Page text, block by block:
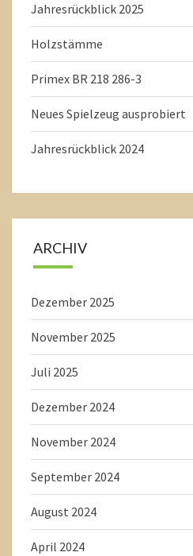
Jahresrückblick 2025
Holzstämme
Primex BR 218 286-3
Neues Spielzeug ausprobiert
Jahresrückblick 2024
ARCHIV
Dezember 2025
November 2025
Juli 2025
Dezember 2024
November 2024
September 2024
August 2024
April 2024